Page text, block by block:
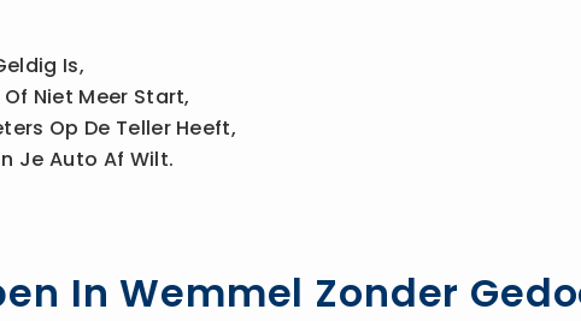
Is,
Niet Meer Start,
Op De Teller Heeft,
Je Auto Af Wilt.
In Wemmel Zonder